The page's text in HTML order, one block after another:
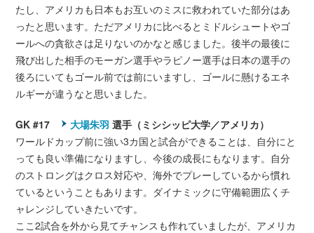
たし、アメリカも日本もお互いのミスに救われていた部分はあ
ったと思います。ただアメリカに比べるとミドルシュートやゴ
ールへの貪欲さは足りないのかなと感じました。後半の最後に
飛び出した相手のモーガン選手やラピノー選手は日本の選手の
後ろにいてもゴール前では前にいますし、ゴールに懸けるエネ
ルギーが違うなと思いました。
GK #17 大場朱羽 選手（ミシシッピ大学／アメリカ）
ワールドカップ前に強い3カ国と試合ができることは、自分にと
っても良い準備になりますし、今後の成長にもなります。自分
のストロングはクロス対応や、海外でプレーしているから慣れ
ているということもあります。ダイナミックに守備範囲広くチ
ャレンジしていきたいです。
ここ2試合を外から見てチャンスも作れていましたが、アメリカ